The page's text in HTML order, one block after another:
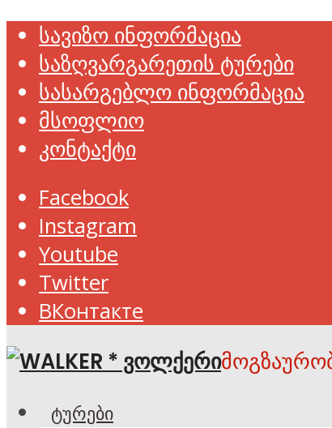
სავიზო ინფორმაცია
საზღვარგარეთის ტურები
სასარგებლო ინფორმაცია
მსოფლიო
კონტაქტი
Facebook
Instagram
Youtube
Twitter
ВКонтакте
ტურები